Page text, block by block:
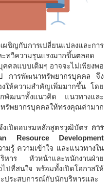
ผชิญกับการเปลี่ยนแปลงและการ
ะทวีความรุนแรงมากขึ้นตลอด
คคลแบบเดิมๆ อาจจะไม่เพียงพอ
ป การพัฒนาทรัพยากรบุคคล จึง
ให้ความสำคัญเพิ่มมากขึ้น โดย
พัฒนาทั้งแนวคิด แนวทางและ
พยากรบุคคลให้ทรงคุณค่ามาก
งเปิดอบรมหลักสูตรวุฒิบัตร การ
Resource Development
มรู้ ความเข้าใจ และแนวทางใน
หาร หัวหน้าและพนักงานฝ่าย
ปที่สนใจ พร้อมทั้งเปิดโอกาสให้
ประสบการณ์กับนักบริหารและ